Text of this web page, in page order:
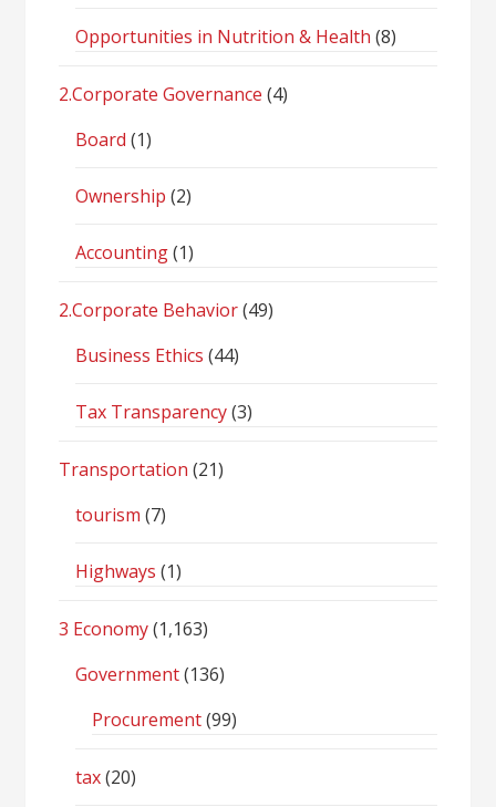
Opportunities in Nutrition & Health (8)
2.Corporate Governance (4)
Board (1)
Ownership (2)
Accounting(1)
2.Corporate Behavior(49)
Business Ethics (44)
Tax Transparency(3)
Transportation (21)
tourism (7)
Highways (1)
3 Economy(1,163)
Government(136)
Procurement(99)
tax(20)